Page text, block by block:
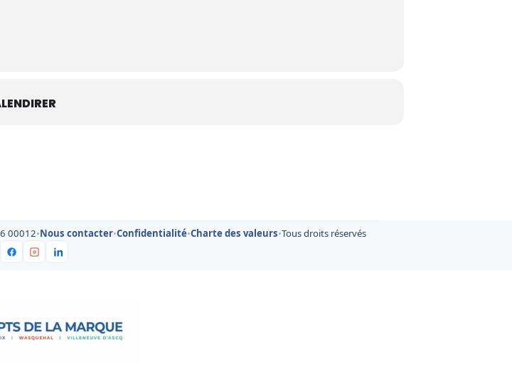
00012•Nous contacter•Confidentialité•Charte des valeurs•Tous droits réservés